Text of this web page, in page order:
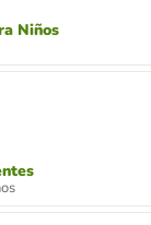
Niños